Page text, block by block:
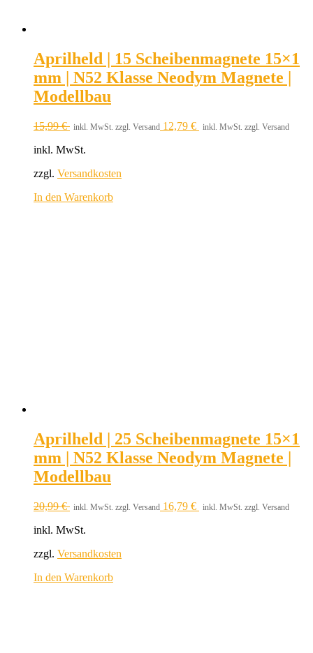
Aprilheld | 15 Scheibenmagnete 15×1
mm | N52 Klasse Neodym Magnete |
Modellbau
15,99€ inkl. MwSt. zzgl. Versand 12,79 € inkl. MwSt. zzgl. Versand
inkl. MwSt.
zzgl. Versandkosten
In den Warenkorb
Aprilheld | 25 Scheibenmagnete 15×1
mm | N52 Klasse Neodym Magnete |
Modellbau
20,99€ inkl. MwSt. zzgl. Versand 16,79 € inkl. MwSt. zzgl. Versand
inkl. MwSt.
zzgl. Versandkosten
In den Warenkorb